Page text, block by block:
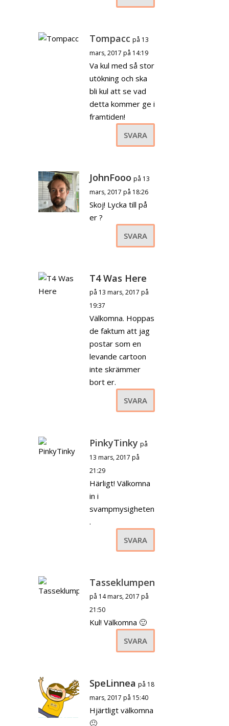
Tompacc på 13
mars, 2017 på 14:19
Va kul med så stor
utökning och ska
bli kul att se vad
detta kommer ge i
framtiden!
SVARA
JohnFooo på 13
mars, 2017 på 18:26
Skoj! Lycka till på
er ?
SVARA
T4 Was Here
på 13 mars, 2017 på
19:37
Välkomna. Hoppas
de faktum att jag
postar som en
levande cartoon
inte skrämmer
bort er.
SVARA
PinkyTinky på
13 mars, 2017 på
21:29
Härligt! Välkomna
in i
svampmysigheten
.
SVARA
Tasseklumpen
på 14 mars, 2017 på
21:50
Kul! Välkomna 🙂
SVARA
SpeLinnea på 18
mars, 2017 på 15:40
Hjärtligt välkomna
🙂